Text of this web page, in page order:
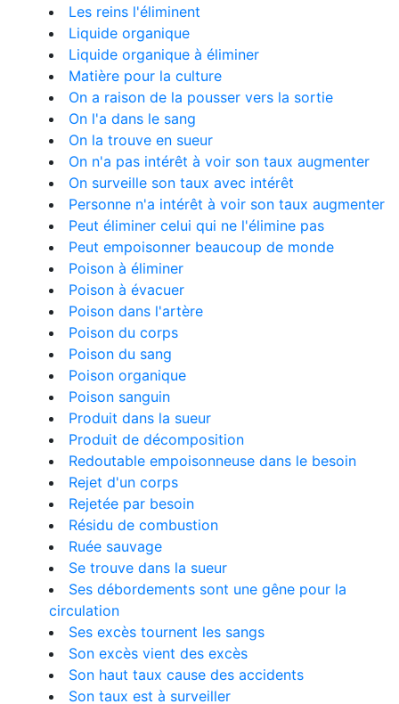
Les reins l'éliminent
Liquide organique
Liquide organique à éliminer
Matière pour la culture
On a raison de la pousser vers la sortie
On l'a dans le sang
On la trouve en sueur
On n'a pas intérêt à voir son taux augmenter
On surveille son taux avec intérêt
Personne n'a intérêt à voir son taux augmenter
Peut éliminer celui qui ne l'élimine pas
Peut empoisonner beaucoup de monde
Poison à éliminer
Poison à évacuer
Poison dans l'artère
Poison du corps
Poison du sang
Poison organique
Poison sanguin
Produit dans la sueur
Produit de décomposition
Redoutable empoisonneuse dans le besoin
Rejet d'un corps
Rejetée par besoin
Résidu de combustion
Ruée sauvage
Se trouve dans la sueur
Ses débordements sont une gêne pour la
circulation
Ses excès tournent les sangs
Son excès vient des excès
Son haut taux cause des accidents
Son taux est à surveiller